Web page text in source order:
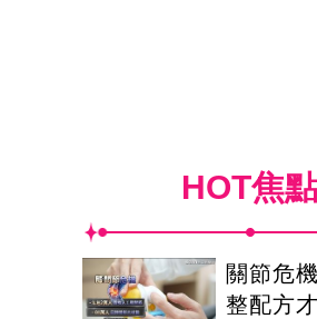
HOT焦點
關節危
整配方